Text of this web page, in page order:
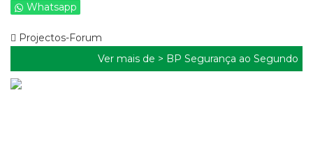
Whatsapp
Projectos-Forum
Ver mais de > BP Segurança ao Segundo